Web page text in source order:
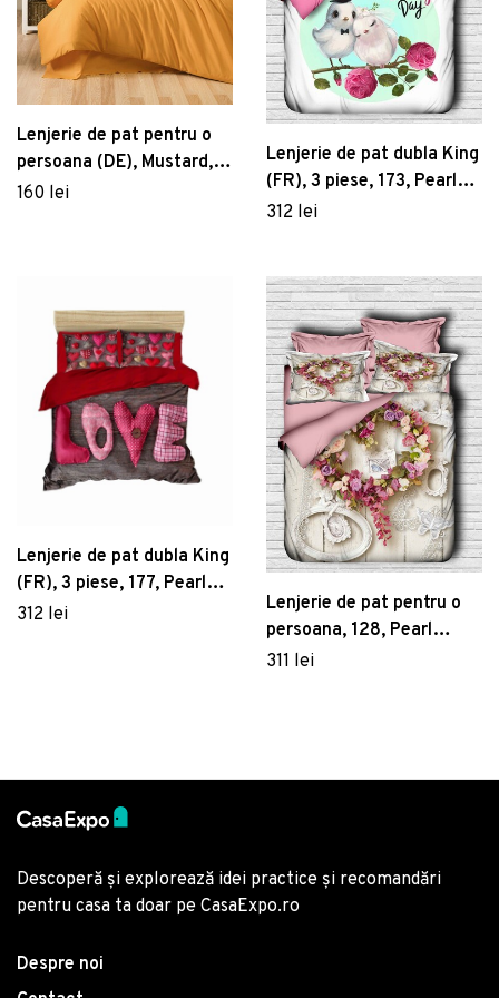
Lenjerie de pat pentru o
persoana (DE), Mustard,
Patik, Bumbac Ranforce
160 lei
Lenjerie de pat dubla King
(FR), 3 piese, 173, Pearl
Home, Poliester Satinat
312 lei
Lenjerie de pat dubla King
(FR), 3 piese, 177, Pearl
Home, Poliester Satinat
312 lei
Lenjerie de pat pentru o
persoana, 128, Pearl
Home, Poliester Satinat
311 lei
Descoperă și explorează idei practice și recomandări
pentru casa ta doar pe CasaExpo.ro
Despre noi